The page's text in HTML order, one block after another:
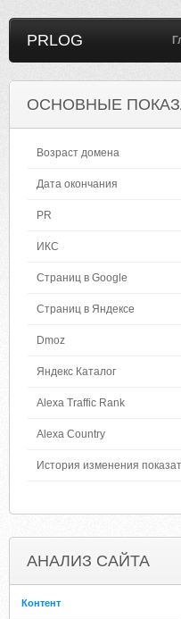
PRLOG
ОСНОВНЫЕ
Возраст домена
Дата окончания
PR
ИКС
Страниц в Google
Страниц в Яндексе
Dmoz
Яндекс Каталог
Alexa Traffic Rank
Alexa Country
История изменения
АНАЛИЗ САЙТА
Контент